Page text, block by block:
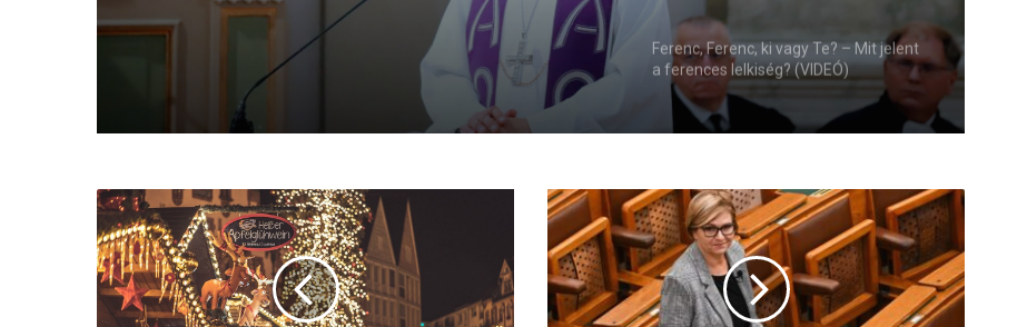
Ferenc, Ferenc, ki vagy Te? – Mit jelent
a ferences lelkiség? (VIDEÓ)
N
m
e
t
K
á
l
m
á
n